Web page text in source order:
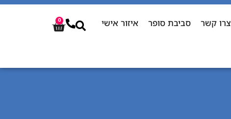
צרו קשר סביבת סופר איזור אישי 0